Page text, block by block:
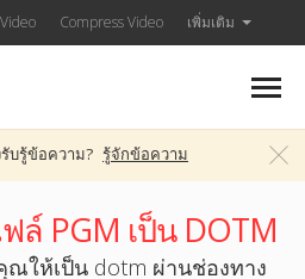
Compress Video เพิ่มเติม
บรู้ข้อความ? รู้จักข้อความ
ล์ PGM เป็น DOTM
ณให้เป็น dotm ผ่านช่องทาง